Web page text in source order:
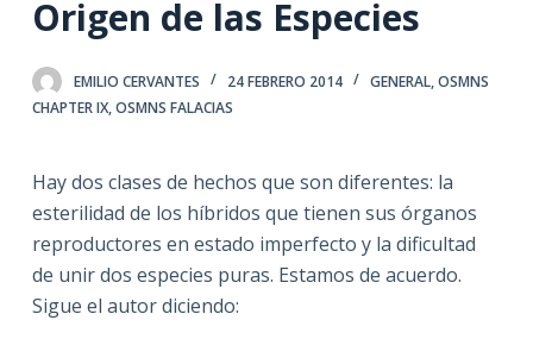
d
Origen de las Especies
EMILIO CERVANTES 24 FEBRERO 2014 GENERAL,OSMNS
CHAPTER IX,OSMNS FALACIAS
Hay dos clases de hechos que son diferentes: la
esterilidad de los híbridos que tienen sus órganos
reproductores en estado imperfecto y la dificultad
de unir dos especies puras. Estamos de acuerdo.
Sigue el autor diciendo: